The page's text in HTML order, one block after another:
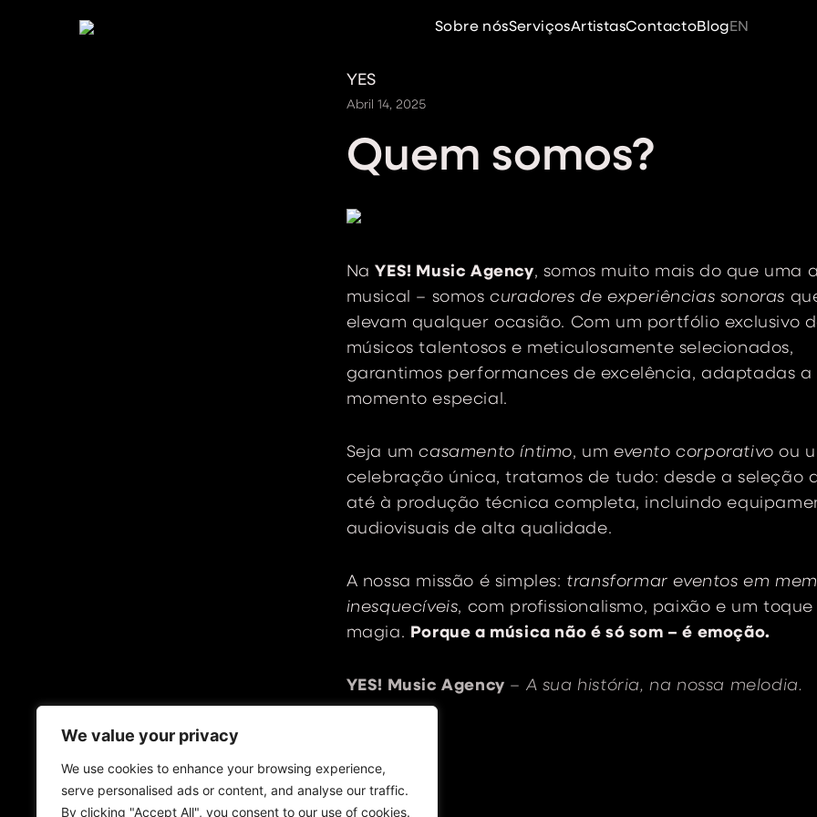
We value your privacy
We use cookies to enhance your browsing experience,
serve personalised ads or content, and analyse our traffic.
By clicking "Accept All", you consent to our use of cookies.
Sobre nósServiçosArtistasContactoBlogEN
YES
Abril 14, 2025
Quem somos?
NaYES! Music Agency, somos muito mais do que uma
musical – somoscuradores de experiências sonoras
elevam qualquer ocasião. Com um portfólio exclusivo
músicos talentosos e meticulosamente selecionados,
garantimos performances de excelência, adaptadas a
momento especial.
Seja umcasamento íntimo, um evento corporativo ou
celebração única, tratamos de tudo: desde a seleção
até à produção técnica completa, incluindo
audiovisuais de alta qualidade.
A nossa missão é simples: transformar eventos em
inesquecíveis, com profissionalismo, paixão e um toque
magia. Porque a música não é só som – é emoção.
YES! Music Agency – A sua história, na nossa melodia.